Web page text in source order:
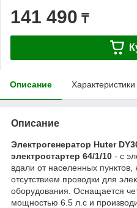
141 490 ₸
Описание Характеристики
Описание
Электрогенератор Huter
электростартер 64/1/10 - с
вдали от населенных
отсутствием проводки для
оборудования. Оснащается
мощностью 6.5 л.с и